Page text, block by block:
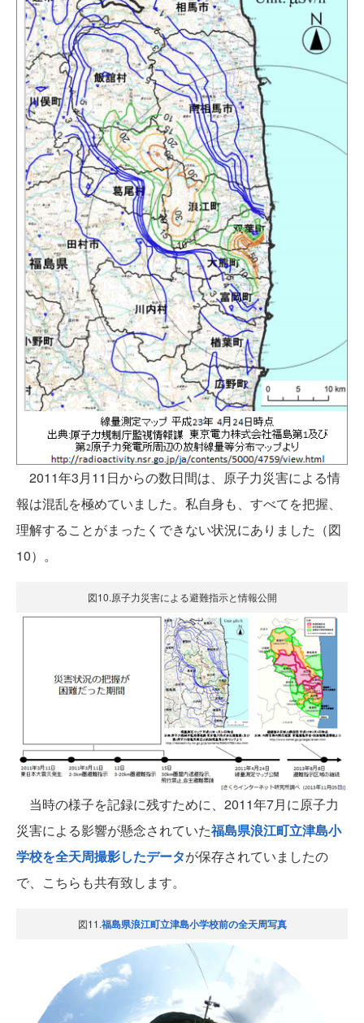
2011年3月11日からの数日間は、原子力災害による情
報は混乱を極めていました。私自身も、すべてを把握、
理解することがまったくできない状況にありました（図
10）。
図10.原子力災害による避難指示と情報公開
当時の様子を記録に残すために、2011年7月に原子力
災害による影響が懸念されていた福島県浪江町立津島小
学校を全天周撮影したデータが保存されていましたの
で、こちらも共有致します。
図11.福島県浪江町立津島小学校前の全天周写真